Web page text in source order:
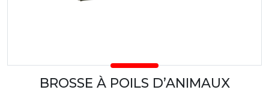
BROSSE À POILS D’ANIMAUX